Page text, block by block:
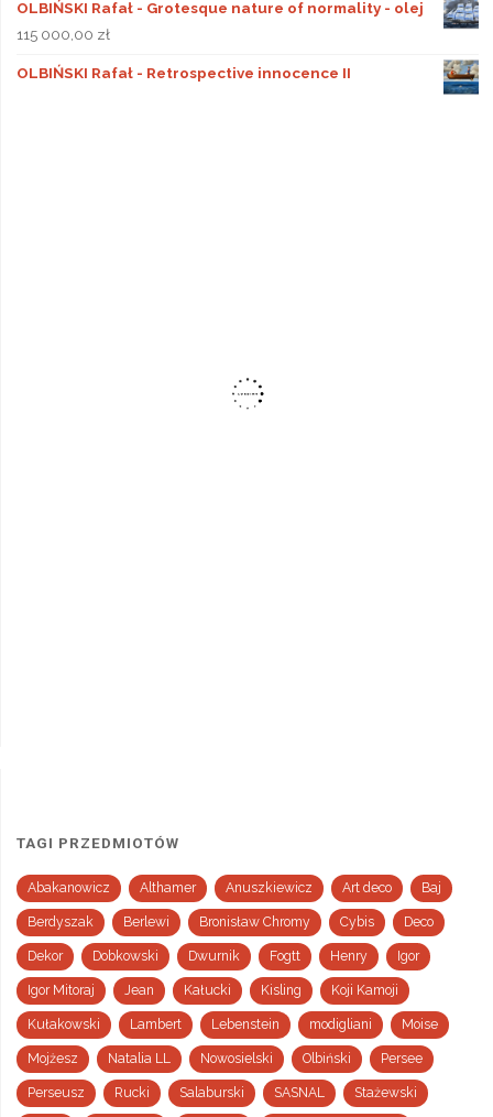
OLBIŃSKI Rafał - Grotesque nature of normality - olej
115 000,00 zł
OLBIŃSKI Rafał - Retrospective innocence II
TAGI PRZEDMIOTÓW
Abakanowicz Althamer Anuszkiewicz Art deco Baj
Berdyszak Berlewi Bronisław Chromy Cybis Deco
Dekor Dobkowski Dwurnik Fogtt Henry Igor
Igor Mitoraj Jean Kałucki Kisling Koji Kamoji
Kułakowski Lambert Lebenstein modigliani Moise
Mojżesz Natalia LL Nowosielski Olbiński Persee
Perseusz Rucki Salaburski SASNAL Stażewski